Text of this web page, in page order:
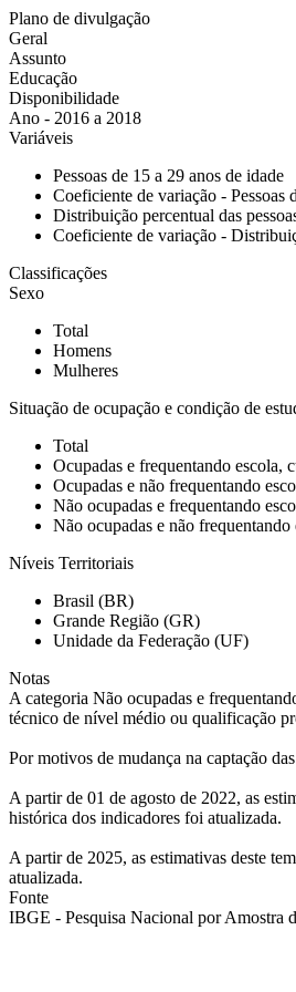
Plano de divulgação
Geral
Assunto
Educação
Disponibilidade
Ano - 2016 a 2018
Variáveis
Pessoas de 15 a 29 anos de idade
Coeficiente de variação - Pessoas
Distribuição percentual das
Coeficiente de variação -
Classificações
Sexo
Total
Homens
Mulheres
Situação de ocupação e condição de
Total
Ocupadas e frequentando escola,
Ocupadas e não frequentando
Não ocupadas e frequentando
Não ocupadas e não
Níveis Territoriais
Brasil (BR)
Grande Região (GR)
Unidade da Federação (UF)
Notas
A categoria Não ocupadas e
técnico de nível médio ou qualificação
Por motivos de mudança na captação
A partir de 01 de agosto de 2022, as
histórica dos indicadores foi atualizada.
A partir de 2025, as estimativas deste
atualizada.
Fonte
IBGE - Pesquisa Nacional por Amostra